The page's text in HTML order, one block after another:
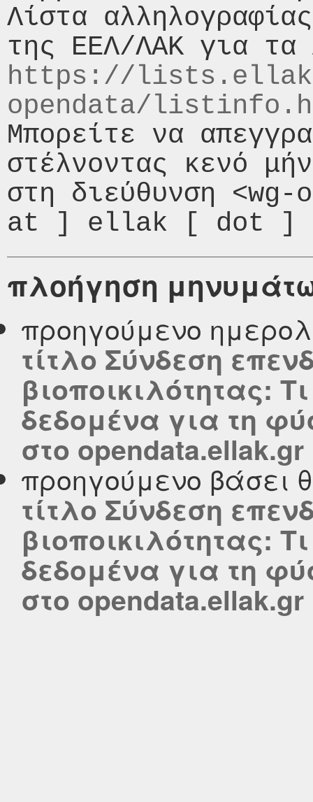
Λίστα
https://
opendata/
Μπορείτε να
στέλνοντας κενό
στη διεύθυνση
πλοήγηση
προηγούμενο
τίτλο Σύνδεση
βιοποικιλότητας:
δεδομένα για τη
στο opendata.ellak.gr
προηγούμενο βάσει
τίτλο Σύνδεση
βιοποικιλότητας:
δεδομένα για τη
στο opendata.ellak.gr